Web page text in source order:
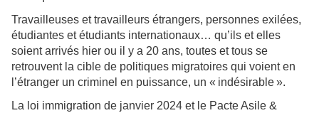
Travailleuses et travailleurs étrangers, personnes exilées,
étudiantes et étudiants internationaux… qu’ils et elles
soient arrivés hier ou il y a 20 ans, toutes et tous se
retrouvent la cible de politiques migratoires qui voient en
l’étranger un criminel en puissance, un « indésirable ».
La loi immigration de janvier 2024 et le Pacte Asile &